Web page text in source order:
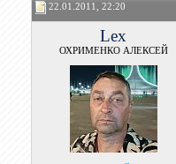
22.01.2011, 22:20
Lex
ОХРИМЕНКО АЛЕКСЕЙ